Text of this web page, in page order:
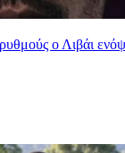
ο Λιβάι